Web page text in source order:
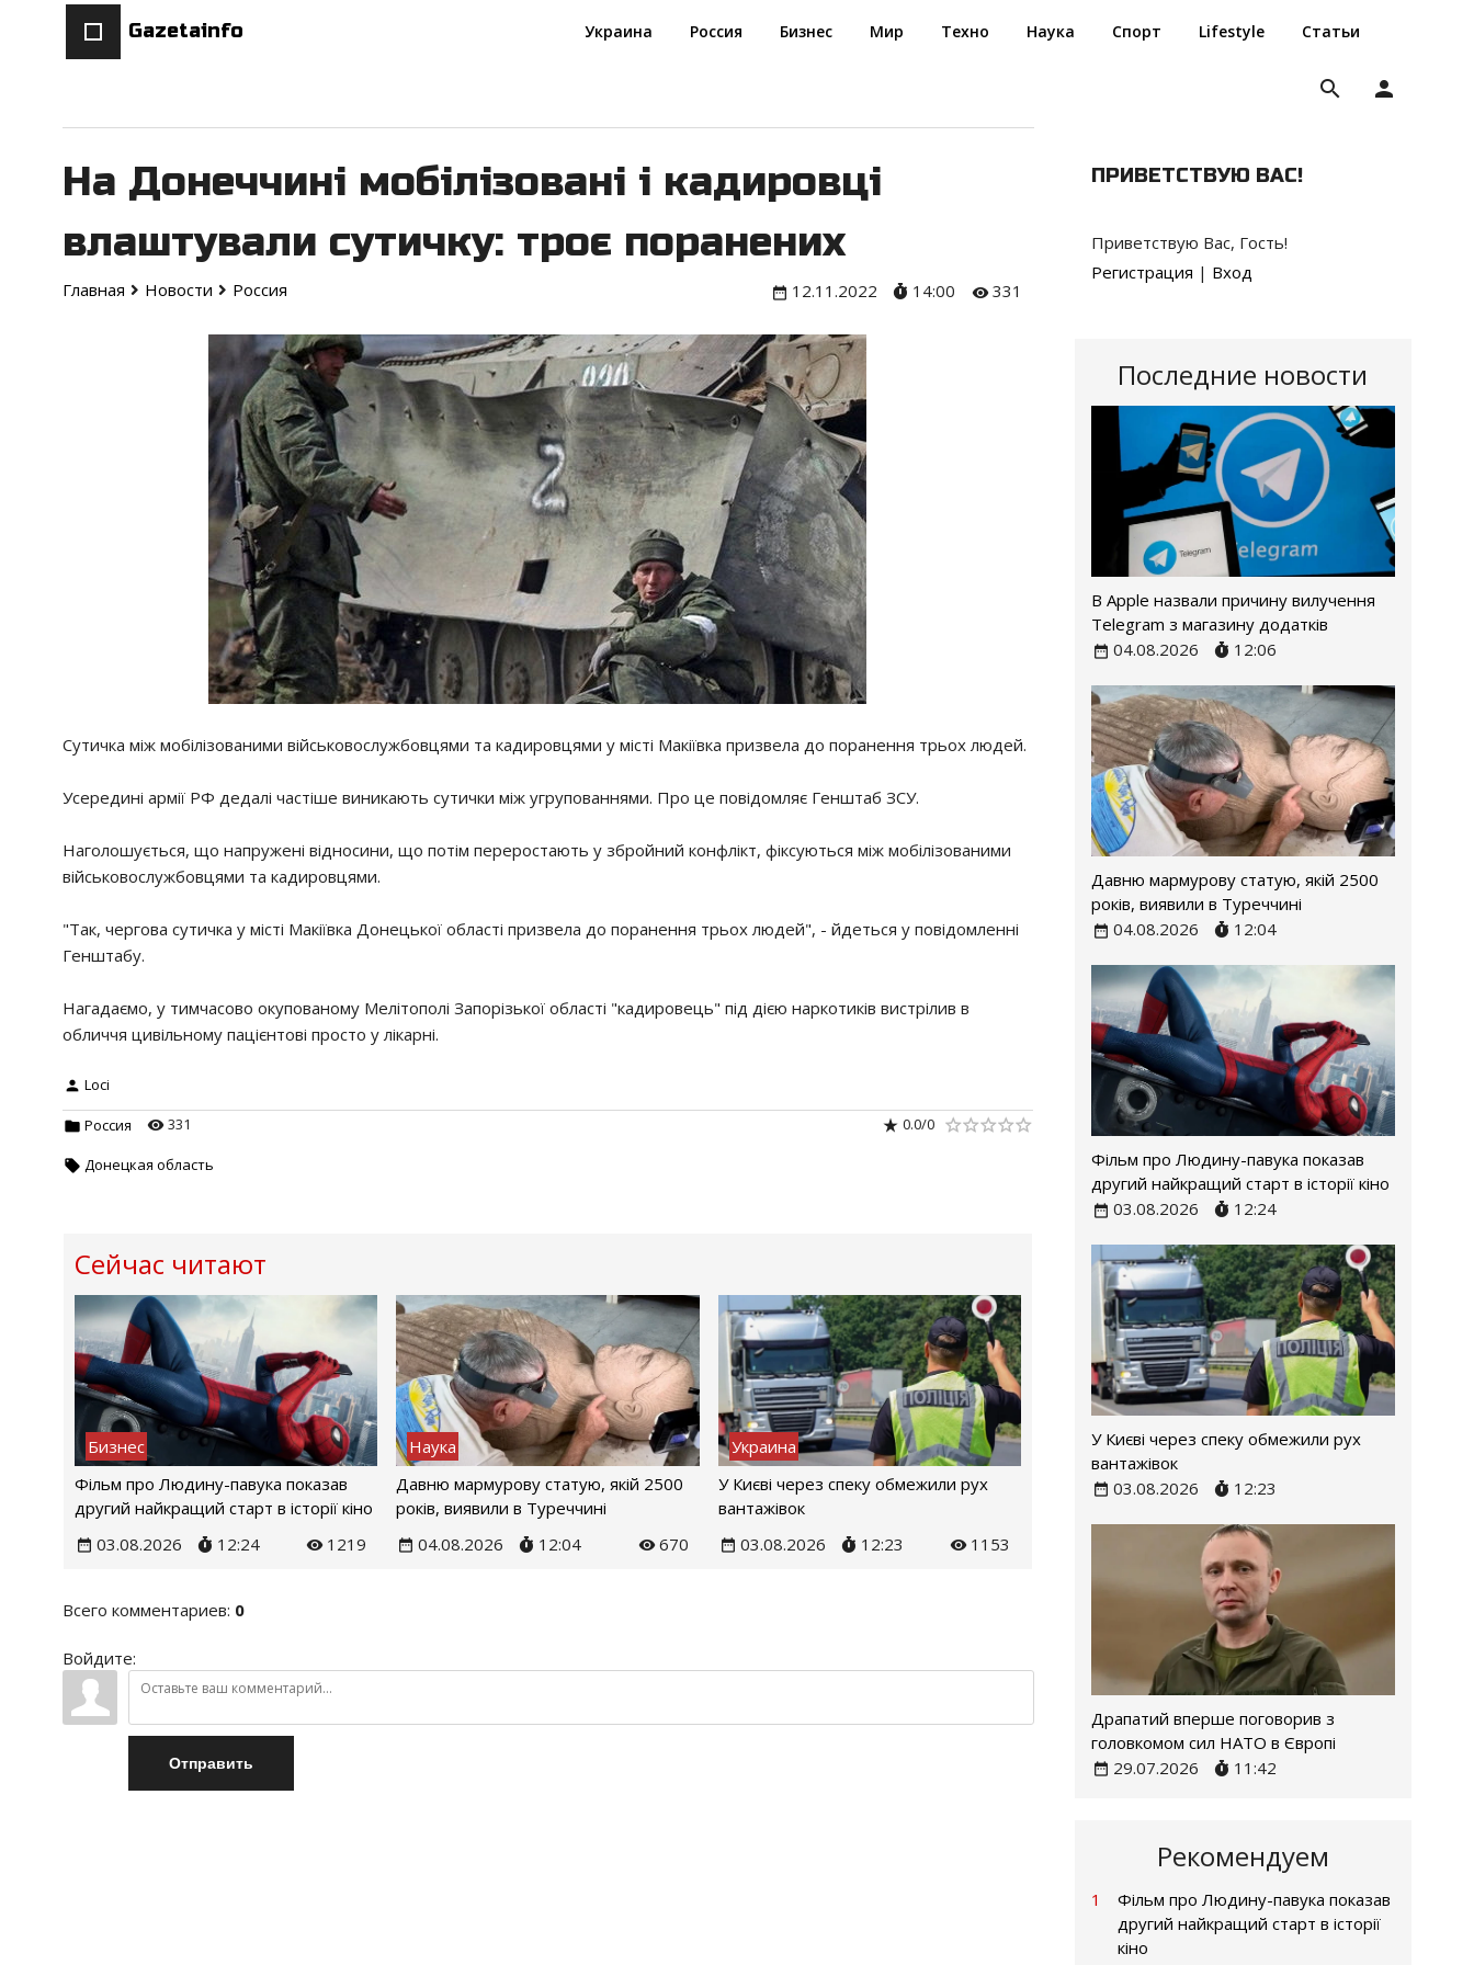
Gazetainfo Украина Россия Бизнес Мир Техно Наука Спорт Lifestyle Статьи
person
search
На Донеччині мобілізовані і кадировці
влаштували сутичку: троє поранених
Главная Новости Россия 12.11.2022 14:00 331
Сутичка між мобілізованими військовослужбовцями та кадировцями у місті Макіївка призвела до поранення трьох людей.
Усередині армії РФ дедалі частіше виникають сутички між угрупованнями. Про це повідомляє Генштаб ЗСУ.
Наголошується, що напружені відносини, що потім переростають у збройний конфлікт, фіксуються між мобілізованими
військовослужбовцями та кадировцями.
"Так, чергова сутичка у місті Макіївка Донецької області призвела до поранення трьох людей", - йдеться у повідомленні
Генштабу.
Нагадаємо, у тимчасово окупованому Мелітополі Запорізької області "кадировець" під дією наркотиків вистрілив в
обличчя цивільному пацієнтові просто у лікарні.
Loci
Россия 331 0.0/0
Донецкая область
Сейчас читают
Бизнес
Фільм про Людину-павука показав
другий найкращий старт в історії кіно
03.08.2026
12:24 1219
Наука
Давню мармурову статую, якій 2500
років, виявили в Туреччині
04.08.2026
12:04 670
Украина
У Києві через спеку обмежили рух
вантажівок
03.08.2026
12:23 1153
Всего комментариев: 0
Войдите:
Отправить
ПРИВЕТСТВУЮ ВАС!
Приветствую Вас, Гость!
Регистрация | Вход
Последние новости
В Apple назвали причину вилучення
Telegram з магазину додатків
04.08.2026
12:06
Давню мармурову статую, якій 2500
років, виявили в Туреччині
04.08.2026
12:04
Фільм про Людину-павука показав
другий найкращий старт в історії кіно
03.08.2026
12:24
У Києві через спеку обмежили рух
вантажівок
03.08.2026
12:23
Драпатий вперше поговорив з
головкомом сил НАТО в Європі
29.07.2026
11:42
Рекомендуем
1
Фільм про Людину-павука показав
другий найкращий старт в історії
кіно